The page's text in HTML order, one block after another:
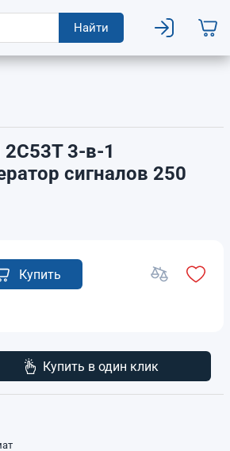
Найти
3-в-1
сигналов 250
Купить
Купить в один клик